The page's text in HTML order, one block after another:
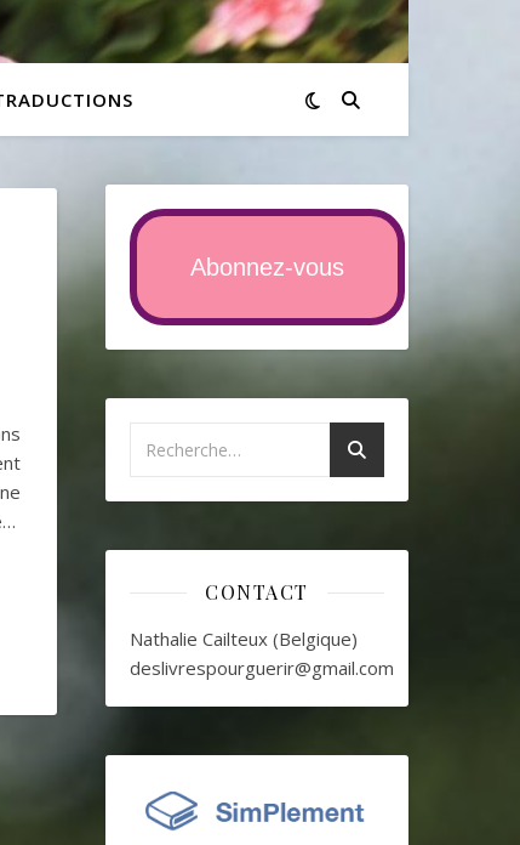
Abonnez-vous
CONTACT
Nathalie Cailteux (Belgique)
deslivrespourguerir@gmail.com